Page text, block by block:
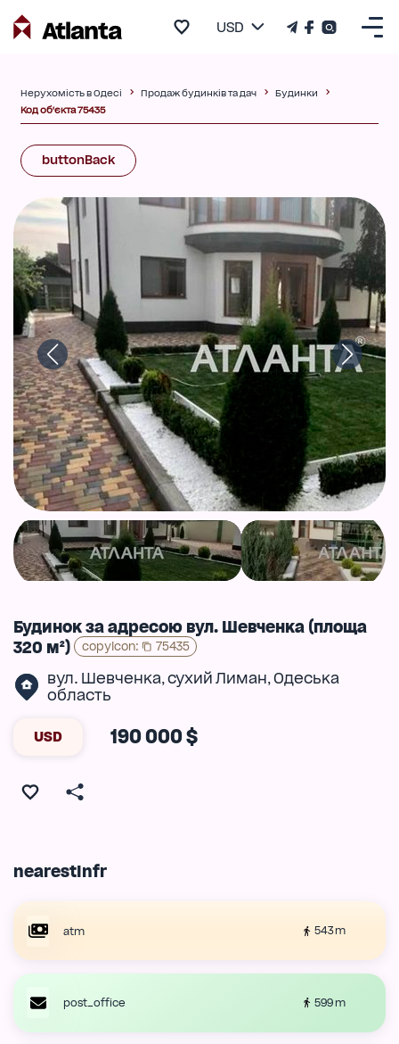
USD
Нерухомість в Одесі Продаж будинків та дач
Будинки
Код об'єкта 75435
buttonBack
Будинок за адресою вул. Шевченка (площа
320 м²)
copyIcon: 75435
вул. Шевченка,сухий Лиман,Одеська
область
USD 190 000 $
nearestInfr
atm 543 m
post_office 599 m